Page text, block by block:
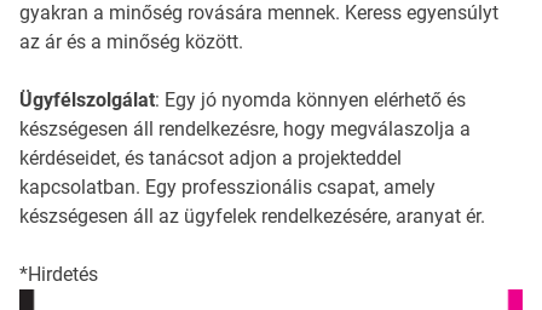
gyakran a minőség rovására mennek. Keress egyensúlyt
az ár és a minőség között.
Ügyfélszolgálat: Egy jó nyomda könnyen elérhető és
készségesen áll rendelkezésre, hogy megválaszolja a
kérdéseidet, és tanácsot adjon a projekteddel
kapcsolatban. Egy professzionális csapat, amely
készségesen áll az ügyfelek rendelkezésére, aranyat ér.
*Hirdetés